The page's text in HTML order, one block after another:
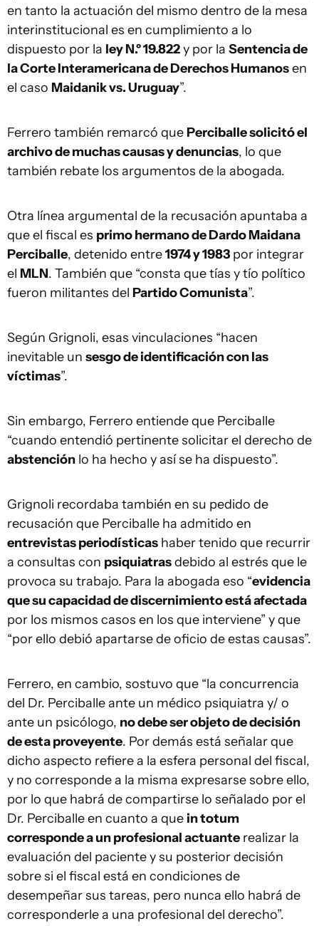
en tanto la actuación del mismo dentro de la mesa
interinstitucional es en cumplimiento a lo
dispuesto por la ley N.º 19.822y por la Sentencia de
la Corte Interamericana de Derechos Humanosen
el caso Maidanik vs. Uruguay”.
Ferrero también remarcó que Perciballe solicitó el
archivo de muchas causas y denuncias, lo que
también rebate los argumentos de la abogada.
Otra línea argumental de la recusación apuntaba a
que el fiscal es primo hermano de Dardo Maidana
Perciballe, detenido entre1974 y 1983 por integrar
el MLN. También que “consta que tías y tío político
fueron militantes del Partido Comunista”.
Según Grignoli, esas vinculaciones “hacen
inevitable un sesgo de identificación con las
víctimas”.
Sin embargo, Ferrero entiende que Perciballe
“cuando entendió pertinente solicitar el derecho de
abstención lo ha hecho y así se ha dispuesto”.
Grignoli recordaba también en su pedido de
recusación que Perciballe ha admitido en
entrevistas periodísticas haber tenido que recurrir
a consultas con psiquiatrasdebido al estrés que le
provoca su trabajo. Para la abogada eso “evidencia
que su capacidad de discernimiento está afectada
por los mismos casos en los que interviene” y que
“por ello debió apartarse de oficio de estas causas”.
Ferrero, en cambio, sostuvo que “la concurrencia
del Dr. Perciballe ante un médico psiquiatra y/ o
ante un psicólogo, no debe ser objeto de decisión
de esta proveyente. Por demás está señalar que
dicho aspecto refiere a la esfera personal del fiscal,
y no corresponde a la misma expresarse sobre ello,
por lo que habrá de compartirse lo señalado por el
Dr. Perciballe en cuanto a que in totum
corresponde a un profesional actuante realizar la
evaluación del paciente y su posterior decisión
sobre si el fiscal está en condiciones de
desempeñar sus tareas, pero nunca ello habrá de
corresponderle a una profesional del derecho”.